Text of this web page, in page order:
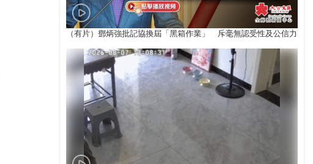
（有片）鄧炳強批記協換屆「黑箱作業」 斥毫無認受性及公信力